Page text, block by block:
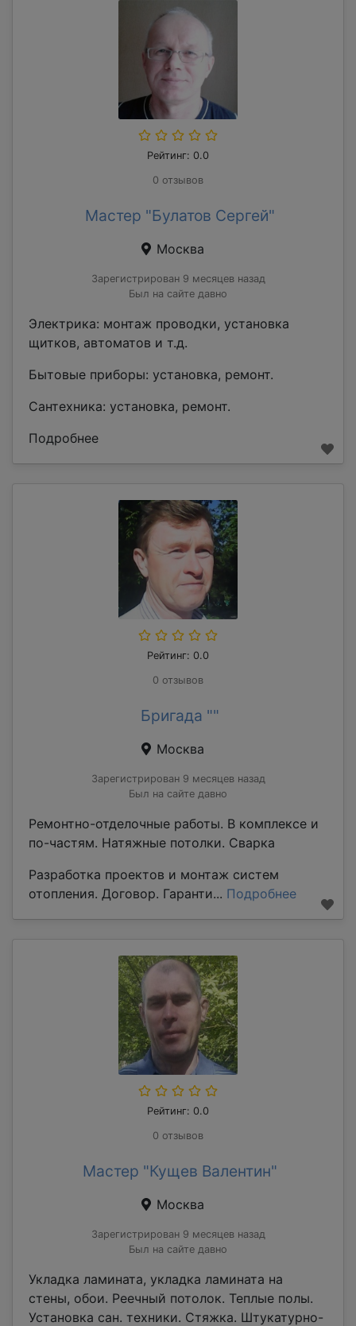
Рейтинг: 0.0
0 отзывов
Мастер "Булатов Сергей"
Москва
Зарегистрирован 9 месяцев назад
Был на сайте давно
Электрика: монтаж проводки, установка
щитков, автоматов и т.д.
Бытовые приборы: установка, ремонт.
Сантехника: установка, ремонт.
Подробнее
Рейтинг: 0.0
0 отзывов
Бригада ""
Москва
Зарегистрирован 9 месяцев назад
Был на сайте давно
Ремонтно-отделочные работы. В комплексе и
по-частям. Натяжные потолки. Сварка
Разработка проектов и монтаж систем
отопления. Договор. Гаранти... Подробнее
Рейтинг: 0.0
0 отзывов
Мастер "Кущев Валентин"
Москва
Зарегистрирован 9 месяцев назад
Был на сайте давно
Укладка ламината, укладка ламината на
стены, обои. Реечный потолок. Теплые полы.
Установка сан. техники. Стяжка. Штукатурно-